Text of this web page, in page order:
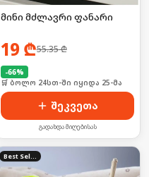
მინი მძლავრი ფანარი
19 ₾55.35₾
-66%
🛒 ბოლო 24სთ-ში იყიდა 25-მა
შეკვეთა
გადახდა მიღებისას
Best Seller